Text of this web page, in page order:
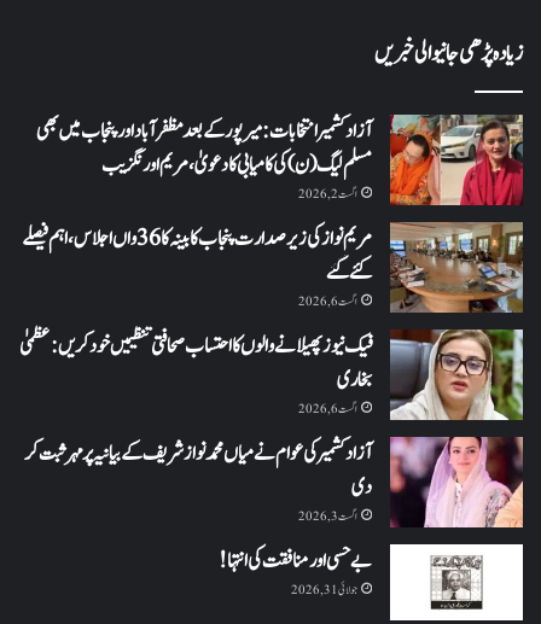
زیادہ پڑھی جانیوالی خبریں
آزاد کشمیر انتخابات: میرپور کے بعد مظفرآباد اور پنجاب میں بھی
مسلم لیگ (ن) کی کامیابی کا دعویٰ، مریم اورنگزیب
اگست 2, 2026
مریم نواز کی زیر صدارت پنجاب کابینہ کا 36واں اجلاس،اہم فیصلے
کئے گئے
اگست 6, 2026
فیک نیوز پھیلانے والوں کا احتساب صحافتی تنظیمیں خود کریں: عظمیٰ
بخاری
اگست 6, 2026
آزاد کشمیر کی عوام نے میاں محمد نواز شریف کے بیانیہ پر مہر ثبت کر
دی
اگست 3, 2026
بے حسی اور منافقت کی انتہا !
جولائی 31, 2026